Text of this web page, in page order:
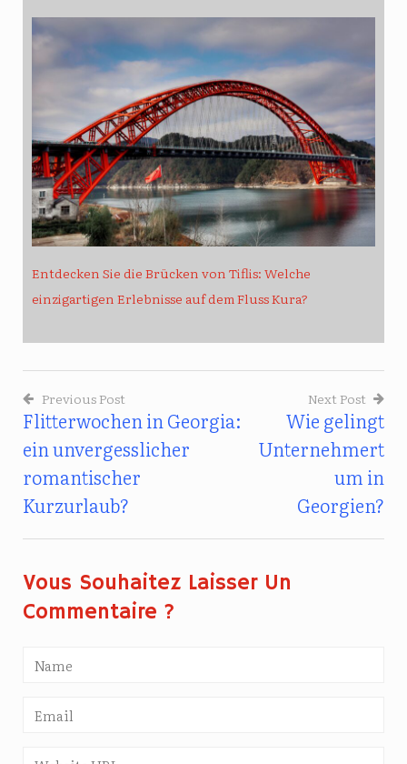
Entdecken Sie die Brücken von Tiflis: Welche
einzigartigen Erlebnisse auf dem Fluss Kura?
Beitragsnavigation
Previous Post
Flitterwochen in Georgia:
ein unvergesslicher
romantischer
Kurzurlaub?
Next Post
Wie gelingt
Unternehmert
um in
Georgien?
Vous Souhaitez Laisser Un
Commentaire ?